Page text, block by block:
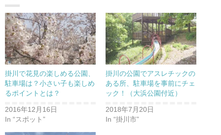
掛川で花見の楽しめる公園、
駐車場は？小さい子も楽しめ
るポイントとは？
2016年12月16日
In “スポット”
掛川の公園でアスレチックの
ある所、駐車場を事前にチェ
ック！（大浜公園付近）
2018年7月20日
In “掛川市”